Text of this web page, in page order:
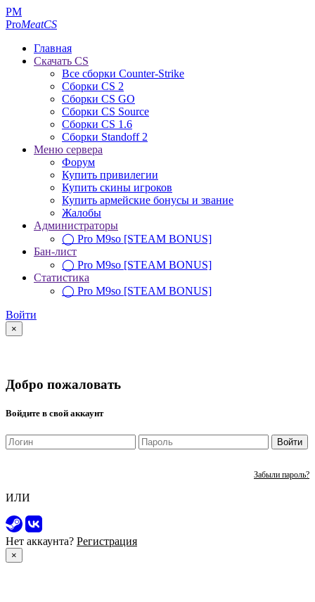
PM
ProMeatCS
Главная
Скачать CS
Все сборки Counter-Strike
Сборки CS 2
Сборки CS GO
Сборки CS Source
Сборки CS 1.6
Сборки Standoff 2
Меню сервера
Форум
Купить привилегии
Купить скины игроков
Купить армейские бонусы и звание
Жалобы
Администраторы
◯ Pro M9so [STEAM BONUS]
Бан-лист
◯ Pro M9so [STEAM BONUS]
Статистика
◯ Pro M9so [STEAM BONUS]
Войти
×
Добро пожаловать
Войдите в свой аккаунт
Войти
Забыли пароль?
ИЛИ
Нет аккаунта? Регистрация
×